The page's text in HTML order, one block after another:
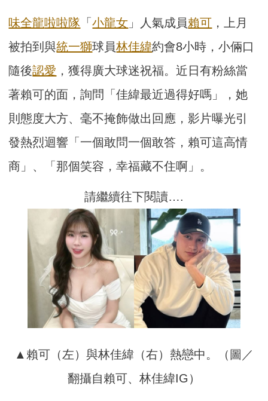
味全龍啦啦隊 「小龍女 」人氣成員賴可 ，上月
被拍到與統一獅球員林佳緯約會8小時，小倆口
隨後認愛 ，獲得廣大球迷祝福。近日有粉絲當
著賴可的面，詢問「佳緯最近過得好嗎」，她
則態度大方、毫不掩飾做出回應，影片曝光引
發熱烈迴響「一個敢問一個敢答，賴可這高情
商」、「那個笑容，幸福藏不住啊」。
請繼續往下閱讀….
▲賴可（左）與林佳緯（右）熱戀中。（圖／
翻攝自賴可、林佳緯IG）